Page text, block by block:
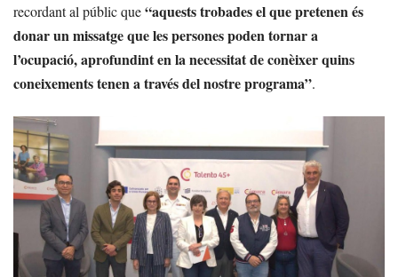
recordant al públic que“aquests trobades el que pretenen és
donar un missatge que les persones poden tornar a
l’ocupació, aprofundint en la necessitat de conèixer quins
coneixements tenen a través del nostre programa”.